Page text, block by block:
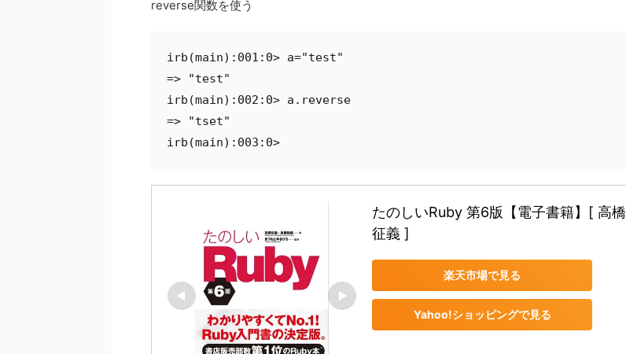
reverse関数を使う
irb(main):001:0> a="test"
=> "test"
irb(main):002:0> a.reverse
=> "tset"
irb(main):003:0>
たのしいRuby 第6版【電子書籍】[ 高橋
征義 ]
楽天市場で見る
Yahoo!ショッピングで見る